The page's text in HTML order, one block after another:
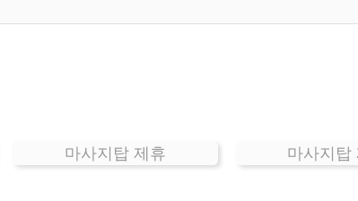
마사지탑 제휴 마사지탑